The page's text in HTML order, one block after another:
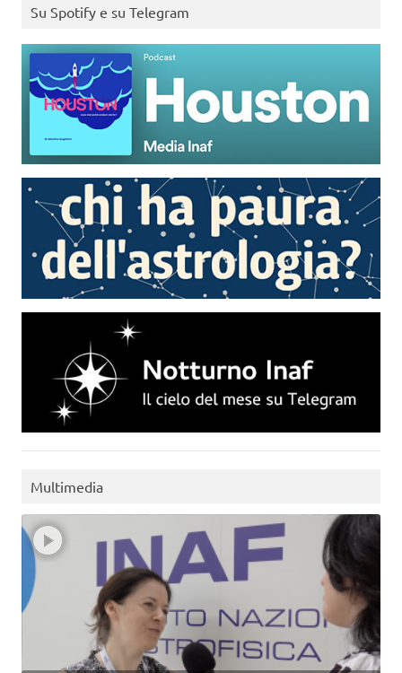
Su Spotify e su Telegram
Multimedia